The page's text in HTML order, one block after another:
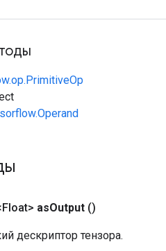
asOutput ()
дескриптор тензора.